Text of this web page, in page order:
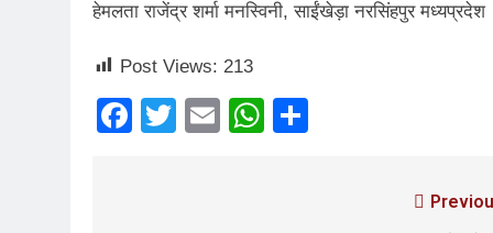
हेमलता राजेंद्र शर्मा मनस्विनी, साईंखेड़ा नरसिंहपुर मध्यप्रदेश
Post Views: 213
Facebook
Twitter
EmailWhatsApp